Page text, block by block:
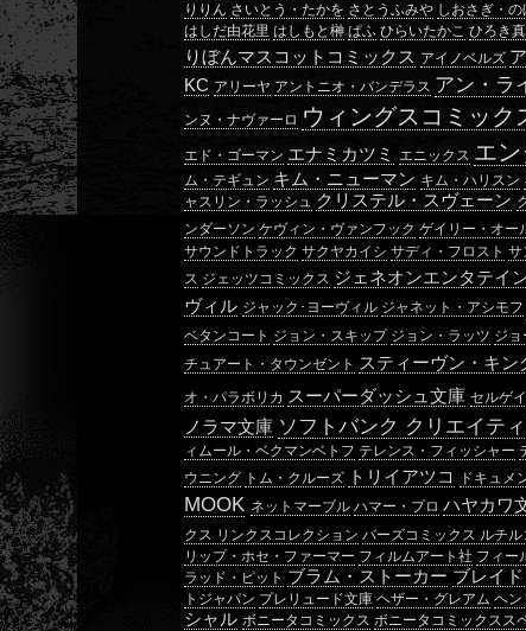
りりん さいとう・たかを さとうふみや しおさぎ・の
はしだ由花里 はしもと榊 ぱふ ひらいたかこ ひろき
りぼんマスコットコミックス アイノベルズ
KC アリーヤ アントニオ・バンデラス アン・ラ
ンヌ・ナヴァーロ ウィングスコミック
エド・ゴーマン エナミカツミ エニックス エ
ム・テギュン キム・ニューマン キム・ハリスン
ャスリン・ラッシュ クリステル・スヴェーン
ンダーソン ケヴィン・ヴァンフック ゲイリー・オー
サウンドトラック サクヤカイシ サディ・フロスト サ
ス ジェッツコミックス ジェネオンエンタテイ
ヴィル ジャック･ヨーヴィル ジャネット・アシモフ
ベタンコート ジョン・スキップ ジョン・ラッツ ジ
チュアート・タウンゼント スティーヴン・キン
オ・パラボリカ スーパーダッシュ文庫 セルゲ
ノラマ文庫 ソフトバンク クリエイテ
ィムール・ベクマンベトフ テレンス・フィッシャー
ウニング トム・クルーズ トリイアツコ ドキュメ
MOOK ネットマーブル ハマー・プロ ハヤカワ
クス リンクスコレクション バーズコミックス ルチ
リップ・ホセ・ファーマー フィルムアート社 フィー
ラッド・ピット ブラム・ストーカー ブレイ
トジャパン プレリュード文庫 ヘザー・グレアム ヘン
シャル ボニータコミックス ボニータコミックスス